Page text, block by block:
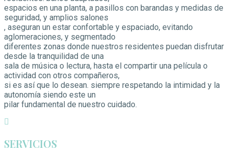
espacios en una planta, a pasillos con barandas y medidas de
seguridad, y amplios salones
, aseguran un estar confortable y espaciado, evitando
aglomeraciones, y segmentado
diferentes zonas donde nuestros residentes puedan disfrutar
desde la tranquilidad de una
sala de música o lectura, hasta el compartir una película o
actividad con otros compañeros,
si es así que lo desean. siempre respetando la intimidad y la
autonomía siendo este un
pilar fundamental de nuestro cuidado.
SERVICIOS